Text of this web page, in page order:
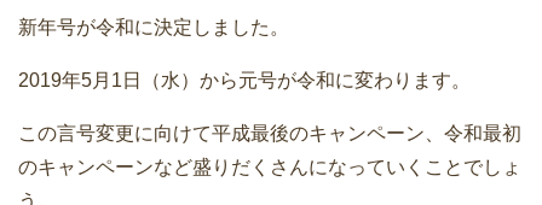
新年号が令和に決定しました。
2019年5月1日（水）から元号が令和に変わります。
この言号変更に向けて平成最後のキャンペーン、令和最初
のキャンペーンなど盛りだくさんになっていくことでしょ